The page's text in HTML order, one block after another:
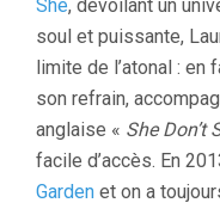
She, dévoilant un
soul et puissante,
limite de l’atonal : en
son refrain,
anglaise « She Don’t
facile d’accès. En
Garden et on a